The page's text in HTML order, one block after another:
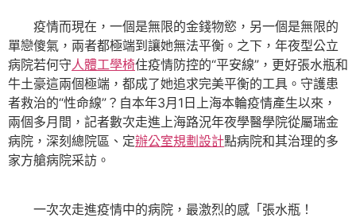
疫情而現在，一個是無限的金錢物慾，另一個是無限的
單戀傻氣，兩者都極端到讓她無法平衡。之下，年夜型公立
病院若何守人體工學椅住疫情防控的“平安線”，更好張水瓶和
牛土豪這兩個極端，都成了她追求完美平衡的工具。守護患
者救治的“性命線”？自本年3月1日上海本輪疫情產生以來，
兩個多月間，記者數次走進上海路況年夜學醫學院從屬瑞金
病院，深刻總院區、定辦公室規劃設計點病院和其治理的多
家方艙病院采訪。
一次次走進疫情中的病院，最激烈的感「張水瓶！